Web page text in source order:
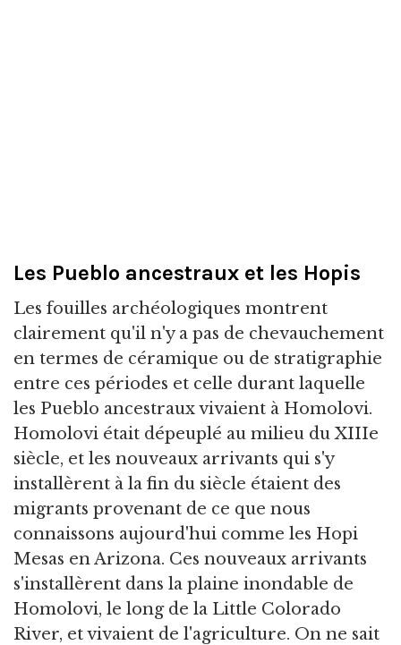
Les Pueblo ancestraux et les Hopis
Les fouilles archéologiques montrent
clairement qu'il n'y a pas de chevauchement
en termes de céramique ou de stratigraphie
entre ces périodes et celle durant laquelle
les Pueblo ancestraux vivaient à Homolovi.
Homolovi était dépeuplé au milieu du XIIIe
siècle, et les nouveaux arrivants qui s'y
installèrent à la fin du siècle étaient des
migrants provenant de ce que nous
connaissons aujourd'hui comme les Hopi
Mesas en Arizona. Ces nouveaux arrivants
s'installèrent dans la plaine inondable de
Homolovi, le long de la Little Colorado
River, et vivaient de l'agriculture. On ne sait